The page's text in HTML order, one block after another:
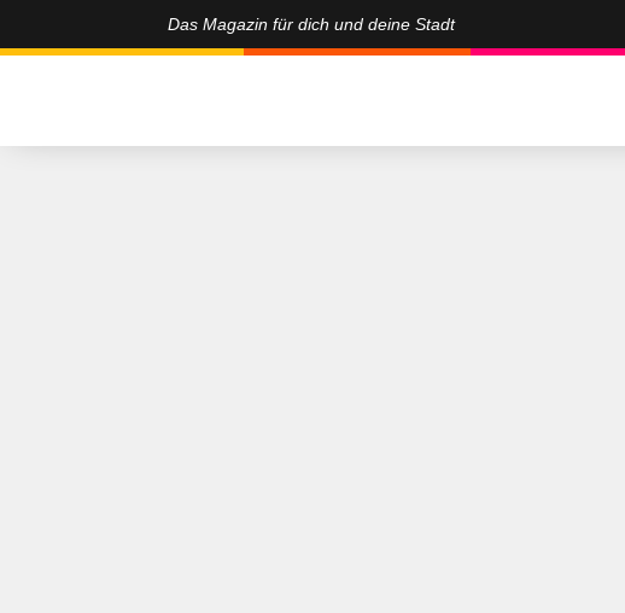
Das Magazin für dich und deine Stadt